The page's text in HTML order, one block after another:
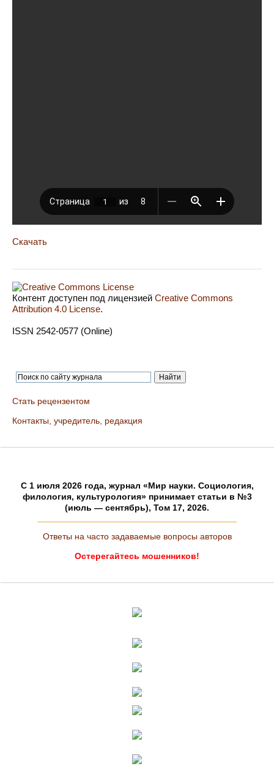
Скачать
Контент доступен под лицензией Creative Commons
Attribution 4.0 License.
ISSN 2542-0577 (Online)
Стать рецензентом
Контакты, учредитель, редакция
C 1 июля 2026 года, журнал «Мир науки. Социология,
филология, культурология» принимает статьи в №3
(июль — сентябрь), Том 17, 2026.
Ответы на часто задаваемые вопросы авторов
Остерегайтесь мошенников!